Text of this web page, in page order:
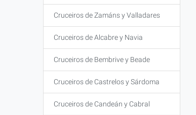
Cruceiros de Zamáns y Valladares
Cruceiros de Alcabre y Navia
Cruceiros de Bembrive y Beade
Cruceiros de Castrelos y Sárdoma
Cruceiros de Candeán y Cabral